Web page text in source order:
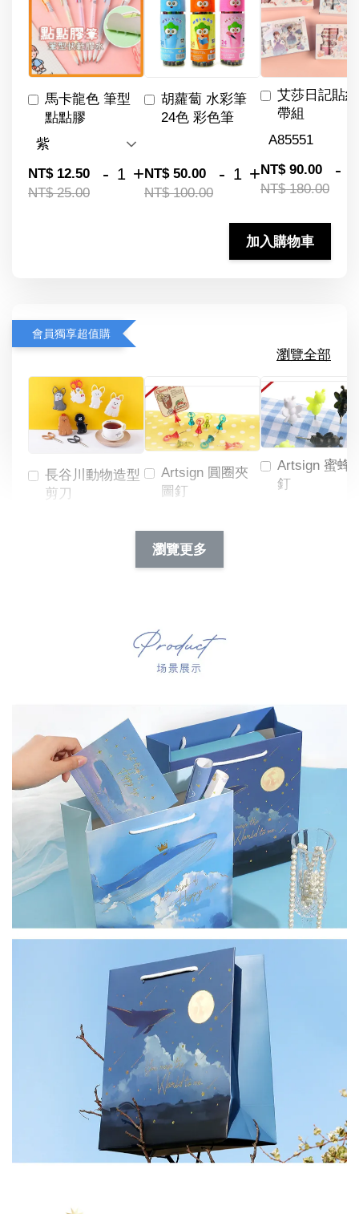
馬卡龍色 筆型
點點膠
NT$ 12.50
NT$ 25.00
- +
胡蘿蔔 水彩筆
24色 彩色筆
NT$ 50.00
NT$ 100.00
- +
艾莎日記貼
帶組
NT$ 90.00
NT$ 180.00
-
加入購物車
會員獨享超值購
瀏覽全部
長谷川動物造型
剪刀
Artsign 圓圈夾
圖釘
NT$ 19.00
NT$ 66.00
Artsign 蜜蜂
釘
瀏覽更多